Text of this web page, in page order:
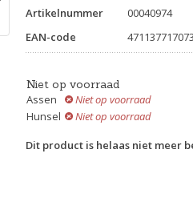
Artikelnummer
00040974
EAN-code
Niet op voorraad
Assen
Niet op voorraad
Hunsel
Niet op voorraad
Dit product is helaas niet meer